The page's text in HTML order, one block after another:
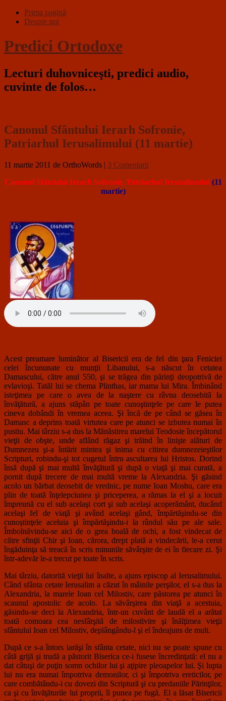
Prima pagină
Despre noi
Predici Ortodoxe
Lecturi duhovniceşti, predici audio,
cuvinte de folos…
Canonul Sfântului Ierarh Sofronie,
Patriarhul Ierusalimului (11 martie)
11 martie 2011 de OrthoWords | 3 Comentarii
Canonul Sfântului Ierarh Sofronie, Patriarhul Ierusalimului (11
martie)
Acest preamare luminător al Bisericii era de fel din ţara Feniciei
celei încununate cu munţii Libanului, s-a născut în cetatea
Damascului, către anul 550, şi se trăgea din părinţi deopotrivă de
evlavioşi. Tatăl lui se chema Plinthas, iar mama lui Mira. Îmbinând
isteţimea pe care o avea de la naştere cu râvna deosebită la
învăţătură, a ajuns stăpân pe toate cunoştinţele pe care le putea
cineva dobândi în vremea aceea. Şi încă de pe când se găsea în
Damasc a deprins toată virtutea care pe atunci se izbutea numai în
pustiu. Mai târziu s-a dus la Mănăstirea marelui Teodosie începătorul
vieţii de obşte, unde aflând răgaz şi trăind în linişte alături de
Dumnezeu şi-a întărit mintea şi inima cu citirea dumnezeieştilor
Scripturi, robindu-şi tot cugetul întru ascultarea lui Hristos. Dorind
însă după şi mai multă învăţătură şi după o viaţă şi mai curată, a
pornit după trecere de mai multă vreme la Alexandria. Şi găsind
acolo un bărbat deosebit de vrednic, pe nume Ioan Moshu, care era
plin de toată înţelepciunea şi priceperea, a rămas la el şi a locuit
împreună cu el sub acelaşi cort şi sub acelaşi acoperământ, ducând
acelaşi fel de viaţă şi având acelaşi gând, împărtăşindu-se din
cunoştinţele aceluia şi împărtăşindu-i la rândul său pe ale sale.
Îmbolnăvindu-se aici de o grea boală de ochi, a fost vindecat de
către sfinţii Chir şi Ioan, cărora, drept plată a vindecării, le-a cerut
îngăduinţa să treacă în scris minunile săvârşite de ei în fiecare zi. Şi
într-adevăr le-a trecut pe toate în scris.
Mai târziu, datorită vieţii lui înalte, a ajuns episcop al Ierusalimului.
Când sfânta cetate Ierusalim a căzut în mâinile perşilor, el s-a dus la
Alexandria, la marele Ioan cel Milostiv, care păstorea pe atunci în
scaunul apostolic de acolo. La săvârşirea din viaţă a acestuia,
găsindu-se deci la Alexandria, într-un cuvânt de laudă el a arătat
toată comoara cea nesfârşită de milostivire şi înălţimea vieţii
sfântului Ioan cel Milostiv, deplângându-l şi el îndeajuns de mult.
După ce s-a întors iarăşi în sfânta cetate, nici nu se poate spune cu
câtă grijă şi trudă a păstorit Biserica ce-i fusese încredinţată: el nu a
dat câtuşi de puţin somn ochilor lui şi aţipire pleoapelor lui. Şi lupta
lui nu era numai împotriva demonilor, ci şi împotriva ereticilor, pe
care combătându-i cu dovezi din Scriptură şi cu predaniile Părinţilor,
ca şi cu învăţăturile lui proprii, îi punea pe fugă. El a lăsat Bisericii